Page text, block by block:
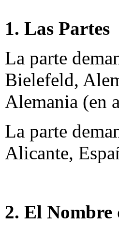
1. Las Partes
La parte
Bielefeld,
Alemania (en
La parte
Alicante,
2. El